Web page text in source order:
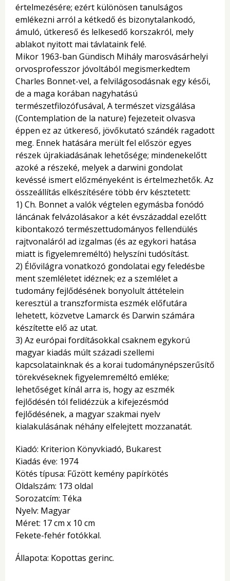
értelmezésére; ezért különösen tanulságos
emlékezni arról a kétkedő és bizonytalankodó,
ámuló, útkereső és lelkesedő korszakról, mely
ablakot nyitott mai távlataink felé.
Mikor 1963-ban Gündisch Mihály marosvásárhelyi
orvosprofesszor jóvoltából megismerkedtem
Charles Bonnet-vel, a felvilágosodásnak egy késői,
de a maga korában nagyhatású
természetfilozófusával, A természet vizsgálása
(Contemplation de la nature) fejezeteit olvasva
éppen ez az útkereső, jövőkutató szándék ragadott
meg. Ennek hatására merült fel először egyes
részek újrakiadásának lehetősége; mindenekelőtt
azoké a részeké, melyek a darwini gondolat
kevéssé ismert előzményeként is értelmezhetők. Az
összeállítás elkészítésére több érv késztetett:
1) Ch. Bonnet a valók végtelen egymásba fonódó
láncának felvázolásakor a két évszázaddal ezelőtt
kibontakozó természettudományos fellendülés
rajtvonaláról ad izgalmas (és az egykori hatása
miatt is figyelemreméltó) helyszíni tudósítást.
2) Élővilágra vonatkozó gondolatai egy feledésbe
ment szemléletet idéznek; ez a szemlélet a
tudomány fejlődésének bonyolult áttételein
keresztül a transzformista eszmék előfutára
lehetett, közvetve Lamarck és Darwin számára
készítette elő az utat.
3) Az európai fordításokkal csaknem egykorú
magyar kiadás múlt századi szellemi
kapcsolatainknak és a korai tudománynépszerűsítő
törekvéseknek figyelemreméltó emléke;
lehetőséget kínál arra is, hogy az eszmék
fejlődésén tól felidézzük a kifejezésmód
fejlődésének, a magyar szakmai nyelv
kialakulásának néhány elfelejtett mozzanatát.
Kiadó: Kriterion Könyvkiadó, Bukarest
Kiadás éve: 1974
Kötés típusa: Fűzött kemény papírkötés
Oldalszám: 173 oldal
Sorozatcím: Téka
Nyelv: Magyar
Méret: 17 cm x 10 cm
Fekete-fehér fotókkal.
Állapota: Kopottas gerinc.